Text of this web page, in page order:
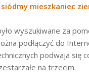
mieszkaniec
wyszukiwane za
podłączyć do
podwaja się
na trzecim.